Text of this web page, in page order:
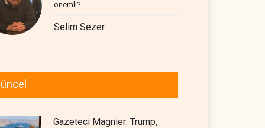
önemli?
Selim Sezer
Gazeteci Magnier: Trump,